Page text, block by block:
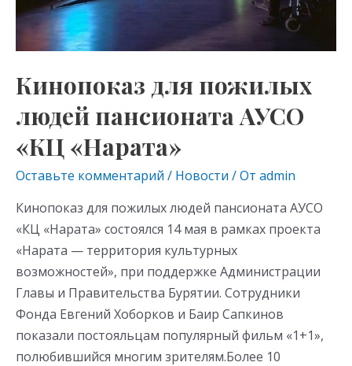
Кинопоказ для пожилых
людей пансионата АУСО
«КЦ «Нарата»
Оставьте комментарий / Новости / От admin
Кинопоказ для пожилых людей пансионата АУСО
«КЦ «Нарата» состоялся 14 мая в рамках проекта
«Нарата — территория культурных
возможностей», при поддержке Администрации
Главы и Правительства Бурятии. Сотрудники
Фонда Евгений Хоборков и Баир Сапкинов
показали постояльцам популярный фильм «1+1»,
полюбившийся многим зрителям.Более 10
«КЦ
«Нарата»